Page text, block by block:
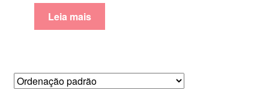
Leia mais